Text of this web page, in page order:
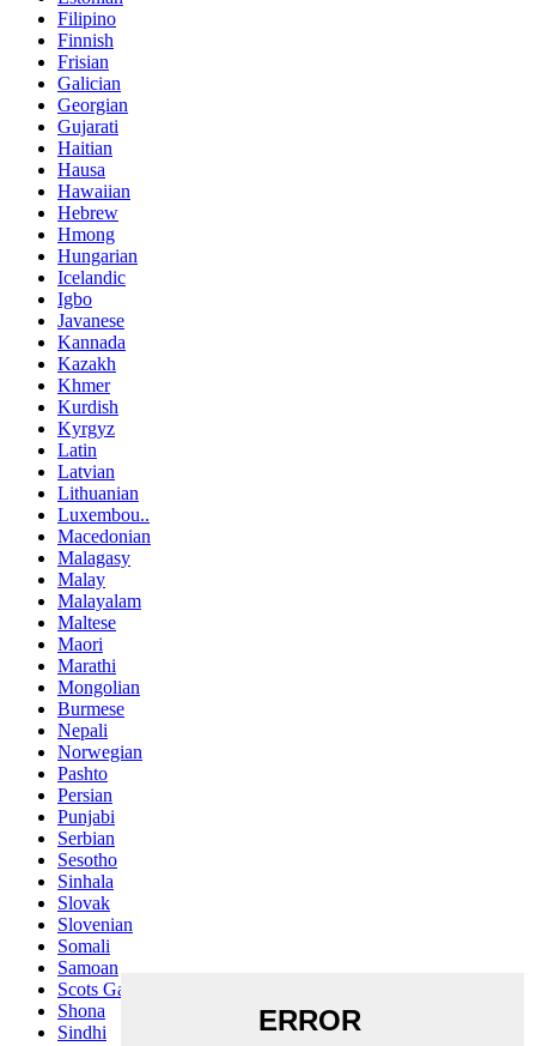
Filipino
Finnish
Frisian
Galician
Georgian
Gujarati
Haitian
Hausa
Hawaiian
Hebrew
Hmong
Hungarian
Icelandic
Igbo
Javanese
Kannada
Kazakh
Khmer
Kurdish
Kyrgyz
Latin
Latvian
Lithuanian
Luxembou..
Macedonian
Malagasy
Malay
Malayalam
Maltese
Maori
Marathi
Mongolian
Burmese
Nepali
Norwegian
Pashto
Persian
Punjabi
Serbian
Sesotho
Sinhala
Slovak
Slovenian
Somali
Samoan
Scots Gaelic
Shona
Sindhi